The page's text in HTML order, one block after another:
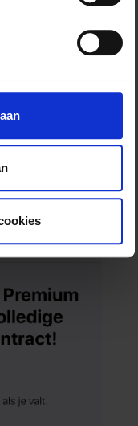
u kunt genieten